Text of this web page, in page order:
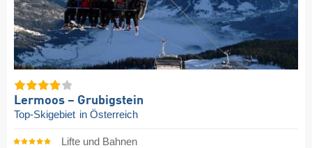
Lermoos – Grubigstein
Top-Skigebiet in Österreich
Lifte und Bahnen